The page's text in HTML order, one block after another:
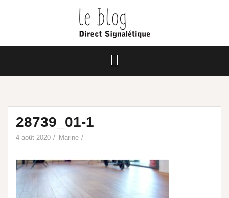
28739_01-1
4 août 2020 Marine